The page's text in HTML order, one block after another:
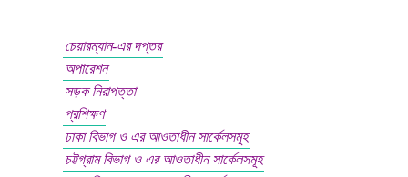
চেয়ারম্যান-এর দপ্তর
অপারেশন
সড়ক নিরাপত্তা
প্রশিক্ষণ
ঢাকা বিভাগ ও এর আওতাধীন সার্কেলসমূহ
চট্টগ্রাম বিভাগ ও এর আওতাধীন সার্কেলসমূহ